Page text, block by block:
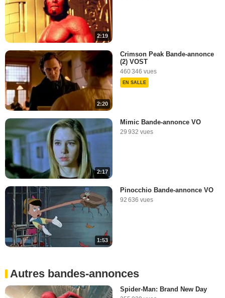
2:19
2:20
Crimson Peak Bande-annonce
(2) VOST
460 346 vues
EN SALLE
2:17
Mimic Bande-annonce VO
29 932 vues
1:53
Pinocchio Bande-annonce VO
92 636 vues
Autres bandes-annonces
Spider-Man: Brand New Day